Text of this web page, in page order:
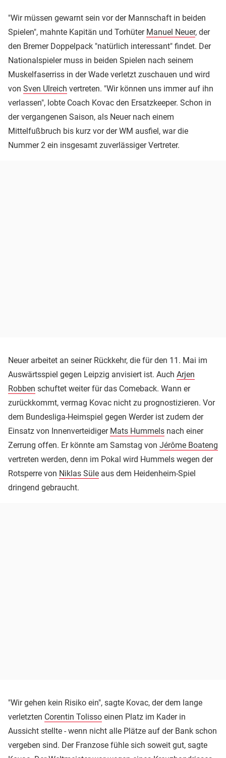
"Wir müssen gewarnt sein vor der Mannschaft in beiden
Spielen", mahnte Kapitän und Torhüter Manuel Neuer, der
den Bremer Doppelpack "natürlich interessant" findet. Der
Nationalspieler muss in beiden Spielen nach seinem
Muskelfaserriss in der Wade verletzt zuschauen und wird
von Sven Ulreich vertreten. "Wir können uns immer auf ihn
verlassen", lobte Coach Kovac den Ersatzkeeper. Schon in
der vergangenen Saison, als Neuer nach einem
Mittelfußbruch bis kurz vor der WM ausfiel, war die
Nummer 2 ein insgesamt zuverlässiger Vertreter.
Neuer arbeitet an seiner Rückkehr, die für den 11. Mai im
Auswärtsspiel gegen Leipzig anvisiert ist. Auch Arjen
Robben schuftet weiter für das Comeback. Wann er
zurückkommt, vermag Kovac nicht zu prognostizieren. Vor
dem Bundesliga-Heimspiel gegen Werder ist zudem der
Einsatz von Innenverteidiger Mats Hummels nach einer
Zerrung offen. Er könnte am Samstag von Jérôme Boateng
vertreten werden, denn im Pokal wird Hummels wegen der
Rotsperre von Niklas Süle aus dem Heidenheim-Spiel
dringend gebraucht.
"Wir gehen kein Risiko ein", sagte Kovac, der dem lange
verletzten Corentin Tolisso einen Platz im Kader in
Aussicht stellte - wenn nicht alle Plätze auf der Bank schon
vergeben sind. Der Franzose fühle sich soweit gut, sagte